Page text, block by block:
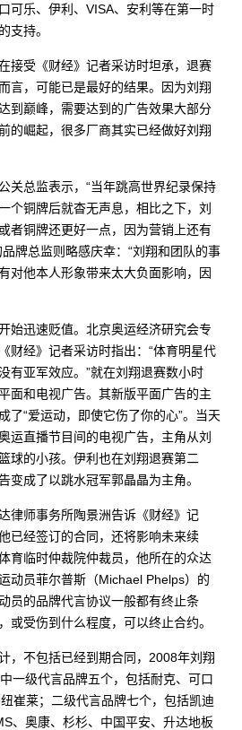
可乐、伊利、VISA、安利等在第一时
支持。
接受《财经》记者采访时坦承，退赛
言，可能已是最好的结果。因为刘翔
到巅峰，需要达到的广告效果大部分
的崛起，很多厂商其实已经做好刘翔
关总监表示，“当年跳高世界纪录保持
个铜牌后就杳无声息，相比之下，刘
者铜牌还更好一点，因为营销上还有
牌总监则略感庆幸：“刘翔和团队的事
对他本人形象带来太大负面影响，因
始迅速贬值。北京奥运经济研究会专
财经》记者采访时指出：“体育明星代
有亚军效应。”就在刘翔退赛数小时
面和电视广告。其新版平面广告的主
了“爱运动，即使它伤了你的心”。当天
运直播节目间的电视广告，主角从刘
球的小孩。伊利也在刘翔退赛第二
变成了以跳水冠军郭晶晶为主角。
律师事务所陶景洲告诉《财经》记
已经签订的合同，还将影响未来续
育临时仲裁院仲裁员，他所在的众达
动员菲尔普斯（Michael Phelps）的
员的品牌代言协议一般都有终止条
或受伤到什么程度，可以终止合约。
，不包括已经到期合同，2008年刘翔
一级代言品牌五个，包括耐克、可口
崔莱；二级代言品牌七个，包括凯迪
、奥康、杉杉、中国平安、升达地板